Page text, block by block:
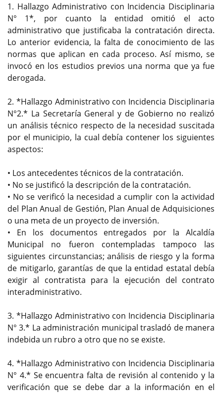
1. Hallazgo Administrativo con Incidencia Disciplinaria
N° 1*, por cuanto la entidad omitió el acto
administrativo que justificaba la contratación directa.
Lo anterior evidencia, la falta de conocimiento de las
normas que aplican en cada proceso. Así mismo, se
invocó en los estudios previos una norma que ya fue
derogada.
2. *Hallazgo Administrativo con Incidencia Disciplinaria
N°2.* La Secretaría General y de Gobierno no realizó
un análisis técnico respecto de la necesidad suscitada
por el municipio, la cual debía contener los siguientes
aspectos:
• Los antecedentes técnicos de la contratación.
• No se justificó la descripción de la contratación.
• No se verificó la necesidad a cumplir con la actividad
del Plan Anual de Gestión, Plan Anual de Adquisiciones
o una meta de un proyecto de inversión.
• En los documentos entregados por la Alcaldía
Municipal no fueron contempladas tampoco las
siguientes circunstancias; análisis de riesgo y la forma
de mitigarlo, garantías de que la entidad estatal debía
exigir al contratista para la ejecución del contrato
interadministrativo.
3. *Hallazgo Administrativo con Incidencia Disciplinaria
N° 3.* La administración municipal trasladó de manera
indebida un rubro a otro que no se existe.
4. *Hallazgo Administrativo con Incidencia Disciplinaria
N° 4.* Se encuentra falta de revisión al contenido y la
verificación que se debe dar a la información en el